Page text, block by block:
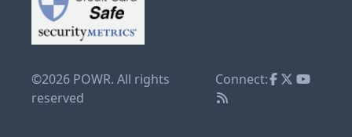
©2026 POWR. All rights
reserved
Connect: